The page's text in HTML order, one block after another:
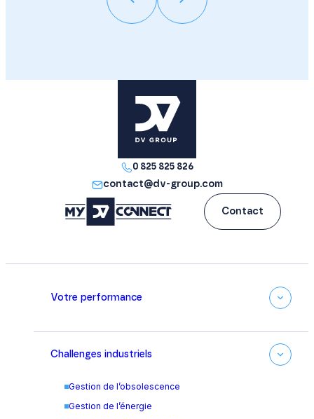
0 825 825 826
contact@dv-group.com
Contact
Votre performance
Challenges industriels
Gestion de l’obsolescence
Gestion de l’énergie